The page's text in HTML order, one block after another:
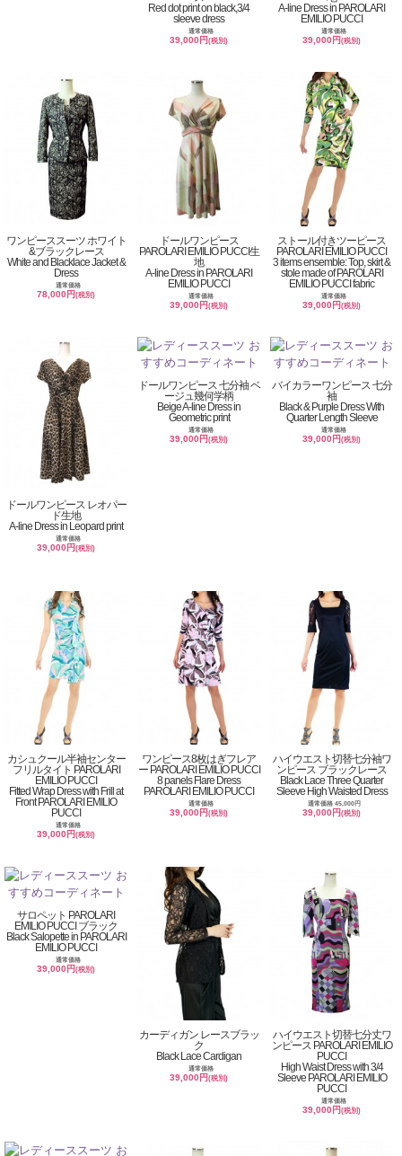
Red dot print on black,3/4
sleeve dress
通常価格
39,000円(税別)
A-line Dress in PAROLARI
EMILIO PUCCI
通常価格
39,000円(税別)
ワンピーススーツ ホワイト
&ブラックレース
White and Blacklace Jacket &
Dress
通常価格
78,000円(税別)
ドールワンピース
PAROLARI EMILIO PUCCI生
地
A-line Dress in PAROLARI
EMILIO PUCCI
通常価格
39,000円(税別)
ストール付きツーピース
PAROLARI EMILIO PUCCI
3 items ensemble: Top, skirt &
stole made of PAROLARI
EMILIO PUCCI fabric
通常価格
39,000円(税別)
ドールワンピース レオパー
ド生地
A-line Dress in Leopard print
通常価格
39,000円(税別)
ドールワンピース 七分袖 ベ
ージュ幾何学柄
Beige A-line Dress in
Geometric print
通常価格
39,000円(税別)
バイカラーワンピース 七分
袖
Black & Purple Dress With
Quarter Length Sleeve
通常価格
39,000円(税別)
カシュクール半袖センター
フリルタイト PAROLARI
EMILIO PUCCI
Fitted Wrap Dress with Frill at
Front PAROLARI EMILIO
PUCCI
通常価格
39,000円(税別)
ワンピース8枚はぎフレア
ー PAROLARI EMILIO PUCCI
8 panels Flare Dress
PAROLARI EMILIO PUCCI
通常価格
39,000円(税別)
ハイウエスト切替七分袖ワ
ンピース ブラックレース
Black Lace Three Quarter
Sleeve High Waisted Dress
通常価格 45,000円
39,000円(税別)
サロペット PAROLARI
EMILIO PUCCI ブラック
Black Salopette in PAROLARI
EMILIO PUCCI
通常価格
39,000円(税別)
カーディガン レースブラッ
ク
Black Lace Cardigan
通常価格
39,000円(税別)
ハイウエスト切替七分丈ワ
ンピース PAROLARI EMILIO
PUCCI
High Waist Dress with 3/4
Sleeve PAROLARI EMILIO
PUCCI
通常価格
39,000円(税別)